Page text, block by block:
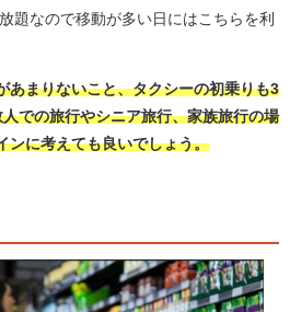
題なので移動が多い日にはこちらを利
あまりないこと、タクシーの初乗りも3
での旅行やシニア旅行、家族旅行の場
ンに考えても良いでしょう。